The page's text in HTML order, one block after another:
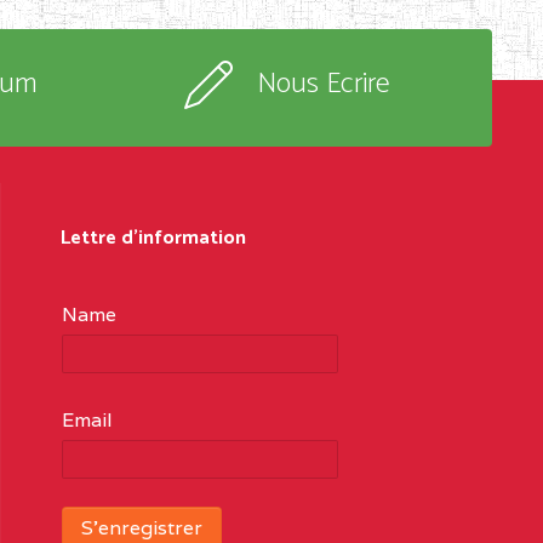
Nous Ecrire
Lettre d'information
Name
Email